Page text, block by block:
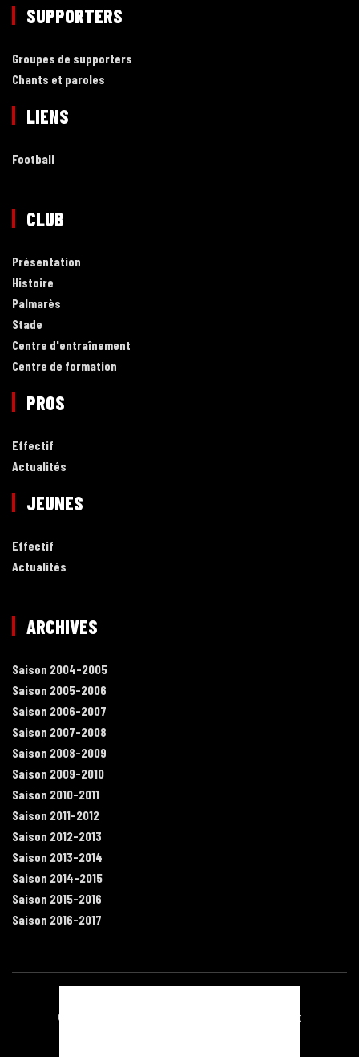
SUPPORTERS
Groupes de supporters
Chants et paroles
LIENS
Football
CLUB
Présentation
Histoire
Palmarès
Stade
Centre d'entraînement
Centre de formation
PROS
Effectif
Actualités
JEUNES
Effectif
Actualités
ARCHIVES
Saison 2004-2005
Saison 2005-2006
Saison 2006-2007
Saison 2007-2008
Saison 2008-2009
Saison 2009-2010
Saison 2010-2011
Saison 2011-2012
Saison 2012-2013
Saison 2013-2014
Saison 2014-2015
Saison 2015-2016
Saison 2016-2017
Contact
Recrutement